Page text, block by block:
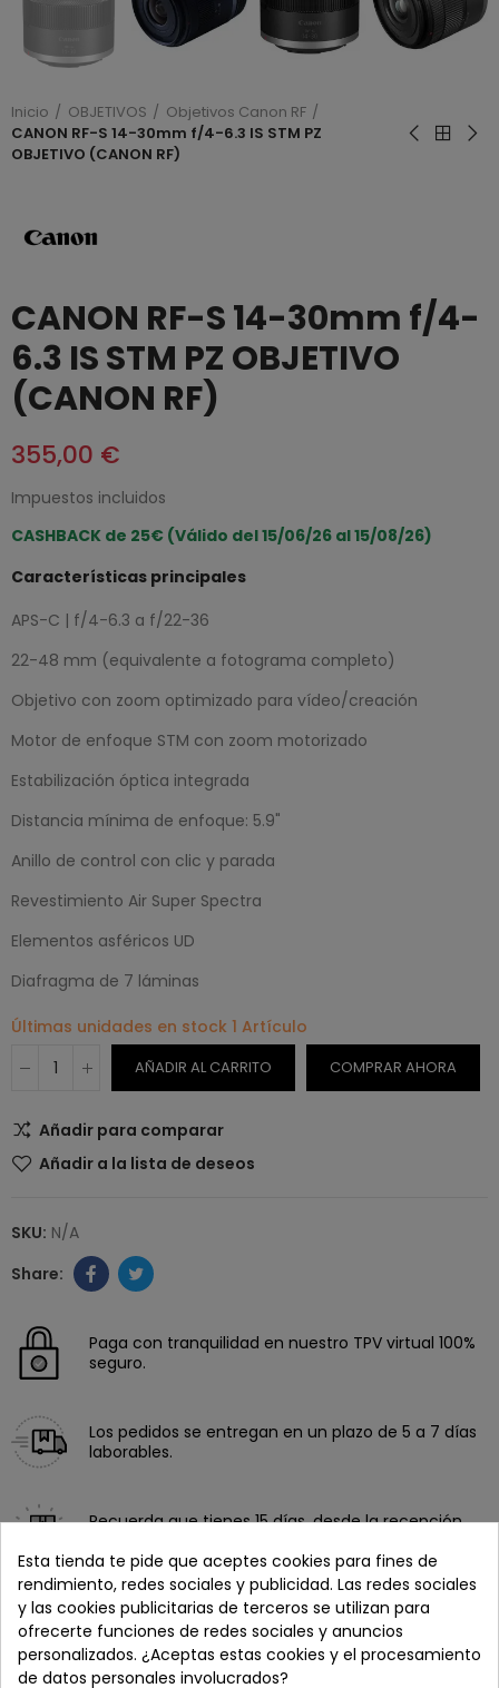
Inicio OBJETIVOS
Objetivos Canon RF
CANON RF-S 14-30mm f/4-6.3 IS STM PZ
OBJETIVO (CANON RF)
CANON RF-S 14-30mm f/4-
6.3 IS STM PZ OBJETIVO
(CANON RF)
355,00 €
Impuestos incluidos
CASHBACK de 25€ (Válido del 15/06/26 al 15/08/26)
Características principales
APS-C | f/4-6.3 a f/22-36
22-48 mm (equivalente a fotograma completo)
Objetivo con zoom optimizado para vídeo/creación
Motor de enfoque STM con zoom motorizado
Estabilización óptica integrada
Distancia mínima de enfoque: 5.9"
Anillo de control con clic y parada
Revestimiento Air Super Spectra
Elementos asféricos UD
Diafragma de 7 láminas
Últimas unidades en stock 1 Artículo
AÑADIR AL CARRITO COMPRAR AHORA
Añadir para comparar
Añadir a la lista de deseos
SKU: N/A
Paga con tranquilidad en nuestro TPV virtual 100%
seguro.
Los pedidos se entregan en un plazo de 5 a 7 días
laborables.
Recuerda que tienes 15 días, desde la recepción
Esta tienda te pide que aceptes cookies para fines de
rendimiento, redes sociales y publicidad. Las redes sociales
y las cookies publicitarias de terceros se utilizan para
ofrecerte funciones de redes sociales y anuncios
personalizados. ¿Aceptas estas cookies y el procesamiento
de datos personales involucrados?